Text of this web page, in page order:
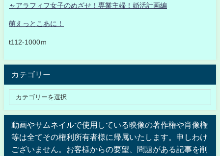
ャアラフィフ女子のめざせ！専業主婦！婚活計画編
萌えっとこあに！
t112-1000ｍ
カテゴリー
動画やサムネイルで使用している映像の著作権や肖像権
等は全てその権利所有者様に帰属いたします。申しわけ
ございません。お客様からの要望、問題がある記事を削